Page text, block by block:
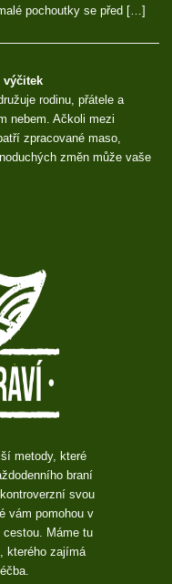
pochoutky se před […]
výčitek
rodinu, přátele a
nebem. Ačkoli mezi
zpracované maso,
změn může vaše
metody, které
braní
svou
vám pomohou v
Máme tu
kterého zajímá